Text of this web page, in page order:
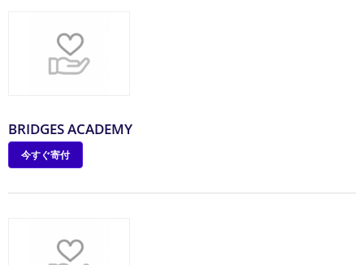
BRIDGES ACADEMY
今すぐ寄付